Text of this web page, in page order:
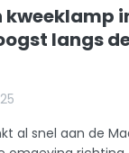
kweeklamp
langs
al snel aan de